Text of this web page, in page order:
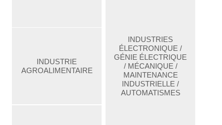
INDUSTRIE
AGROALIMENTAIRE
INDUSTRIES
ÉLECTRONIQUE /
GÉNIE ÉLECTRIQUE
/ MÉCANIQUE /
MAINTENANCE
INDUSTRIELLE /
AUTOMATISMES